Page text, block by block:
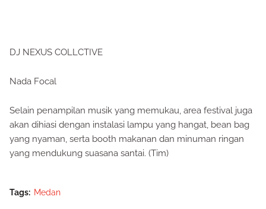
DJ NEXUS COLLCTIVE
Nada Focal
Selain penampilan musik yang memukau, area festival juga
akan dihiasi dengan instalasi lampu yang hangat, bean bag
yang nyaman, serta booth makanan dan minuman ringan
yang mendukung suasana santai. (Tim)
Tags: Medan